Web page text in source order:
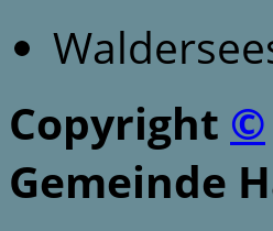
Copyright ©
Gemeinde